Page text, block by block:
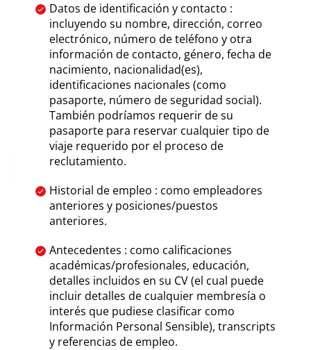
Datos de identificación y contacto :
incluyendo su nombre, dirección, correo
electrónico, número de teléfono y otra
información de contacto, género, fecha de
nacimiento, nacionalidad(es),
identificaciones nacionales (como
pasaporte, número de seguridad social).
También podríamos requerir de su
pasaporte para reservar cualquier tipo de
viaje requerido por el proceso de
reclutamiento.
Historial de empleo : como empleadores
anteriores y posiciones/puestos
anteriores.
Antecedentes : como calificaciones
académicas/profesionales, educación,
detalles incluidos en su CV (el cual puede
incluir detalles de cualquier membresía o
interés que pudiese clasificar como
Información Personal Sensible), transcripts
y referencias de empleo.